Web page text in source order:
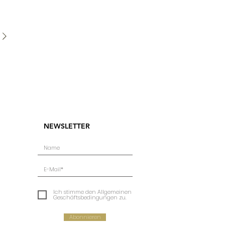
Ich stimme den Allgemeinen
Geschäftsbedingungen zu.
Abonnieren
NEWSLETTER